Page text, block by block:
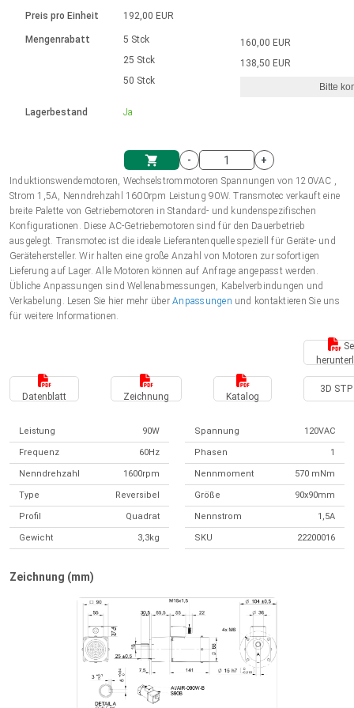
Einheitssystem
Einkaufswagen
Hubmagnete
230 - 50 Hz | 110 - 60 Hz
Drehzahlregelung für die AIS-Serie
Bürstenlose Gleichstrommotoren
mit Planetengetriebe und internem
Ø 28-42| 1-1400 rpm | <= 290Ncm
Bürstenlose DC Motor Controller
Gleichstrommotoren mit
Schneckengetriebe und Bürsten
Ø43-124mm | 31-425rpm | ≤ 41Nm
Treiber für Gleichstrommotoren mit
Synchron-Asynchron | für 1-4 Elektrozylinder
Synchron-Asynchron | für 1-4 Elektrozylinder
Français (EUR)
Polski (EUR)
Norsk (NOK)
Suomi (EUR)
Svenska (SEK)
Preis pro Einheit
Mengenrabatt
Lagerbestand
192,00 EUR
5 Stck
25 Stck
50 Stck
Ja
160,00 EUR
138,50 EUR
Bitte
-
+
Induktionswendemotoren, Wechselstrommotoren Spannungen von 120VAC ,
Strom 1,5A, Nenndrehzahl 1600rpm Leistung 90W. Transmotec verkauft eine
breite Palette von Getriebemotoren in Standard- und kundenspezifischen
Konfigurationen. Diese AC-Getriebemotoren sind für den Dauerbetrieb
ausgelegt. Transmotec ist die ideale Lieferantenquelle speziell für Geräte- und
Gerätehersteller. Wir halten eine große Anzahl von Motoren zur sofortigen
Lieferung auf Lager. Alle Motoren können auf Anfrage angepasst werden.
Übliche Anpassungen sind Wellenabmessungen, Kabelverbindungen und
Verkabelung. Lesen Sie hier mehr überAnpassungen und kontaktieren Sie uns
für weitere Informationen.
Datenblatt Zeichnung Katalog
3D STP
Leistung 90W Spannung 120VAC
Frequenz 60Hz Phasen 1
Nenndrehzahl 1600rpm Nennmoment 570 mNm
Type Reversibel Größe 90x90mm
Profil Quadrat Nennstrom 1,5A
Gewicht 3,3kg SKU 22200016
Zeichnung (mm)